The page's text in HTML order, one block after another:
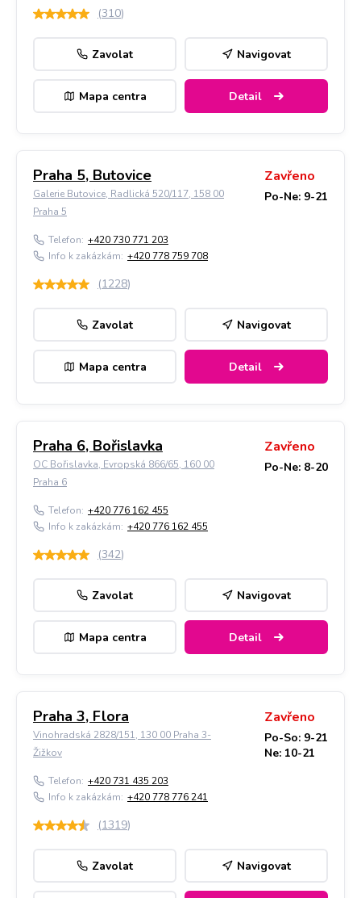
(310)
Zavolat Navigovat
Mapa centra Detail
Praha 5, Butovice
Galerie Butovice, Radlická 520/117, 158 00
Praha 5
Zavřeno
Po-Ne: 9-21
Telefon: +420 730 771 203
Info k zakázkám: +420 778 759 708
(1228)
Zavolat Navigovat
Mapa centra Detail
Praha 6, Bořislavka
OC Bořislavka, Evropská 866/65, 160 00
Praha 6
Zavřeno
Po-Ne: 8-20
Telefon: +420 776 162 455
Info k zakázkám: +420 776 162 455
(342)
Zavolat Navigovat
Mapa centra Detail
Praha 3, Flora
Vinohradská 2828/151, 130 00 Praha 3-
Žižkov
Zavřeno
Po-So: 9-21
Ne: 10-21
Telefon: +420 731 435 203
Info k zakázkám: +420 778 776 241
(1319)
Zavolat Navigovat